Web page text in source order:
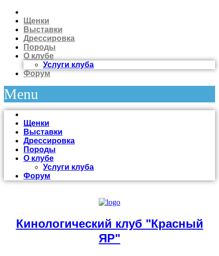
Щенки
Выставки
Дрессировка
Породы
О клубе
Услуги клуба
Форум
Menu
Щенки
Выставки
Дрессировка
Породы
О клубе
Услуги клуба
Форум
Кинологический клуб "Красный
ЯР"